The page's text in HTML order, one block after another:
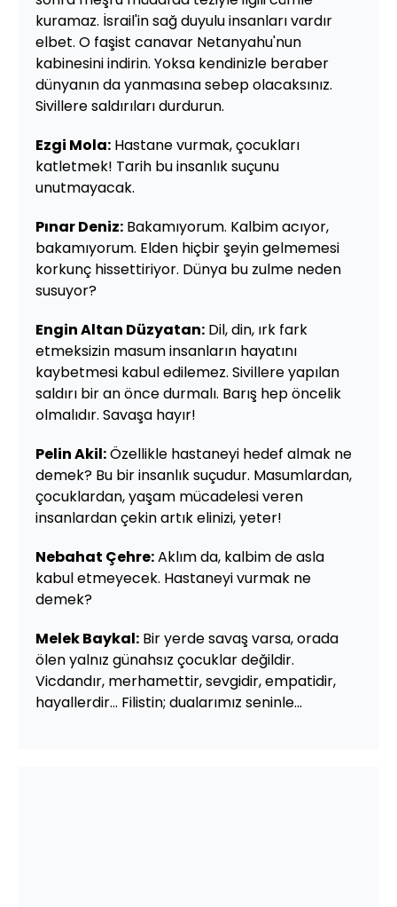
kuramaz. İsrail'in sağ duyulu insanları vardır
elbet. O faşist canavar Netanyahu'nun
kabinesini indirin. Yoksa kendinizle beraber
dünyanın da yanmasına sebep olacaksınız.
Sivillere saldırıları durdurun.
Ezgi Mola: Hastane vurmak, çocukları
katletmek! Tarih bu insanlık suçunu
unutmayacak.
Pınar Deniz: Bakamıyorum. Kalbim acıyor,
bakamıyorum. Elden hiçbir şeyin gelmemesi
korkunç hissettiriyor. Dünya bu zulme neden
susuyor?
Engin Altan Düzyatan: Dil, din, ırk fark
etmeksizin masum insanların hayatını
kaybetmesi kabul edilemez. Sivillere yapılan
saldırı bir an önce durmalı. Barış hep öncelik
olmalıdır. Savaşa hayır!
Pelin Akil:Özellikle hastaneyi hedef almak ne
demek? Bu bir insanlık suçudur. Masumlardan,
çocuklardan, yaşam mücadelesi veren
insanlardan çekin artık elinizi, yeter!
Nebahat Çehre:Aklım da, kalbim de asla
kabul etmeyecek. Hastaneyi vurmak ne
demek?
Melek Baykal: Bir yerde savaş varsa, orada
ölen yalnız günahsız çocuklar değildir.
Vicdandır, merhamettir, sevgidir, empatidir,
hayallerdir... Filistin; dualarımız seninle...